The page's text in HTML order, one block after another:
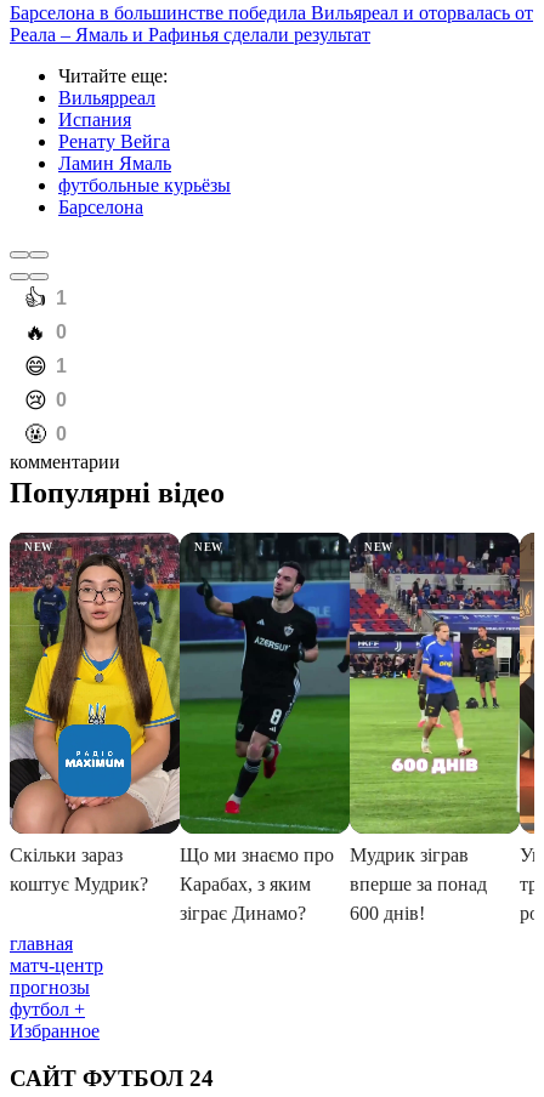
Барселона в большинстве победила Вильяреал и оторвалась от
Реала – Ямаль и Рафинья сделали результат
Читайте еще:
Вильярреал
Испания
Ренату Вейга
Ламин Ямаль
футбольные курьёзы
Барселона
️👍 1
️🔥 0
️😄 1
️😢 0
️🤬 0
комментарии
главная
матч-центр
прогнозы
футбол +
Избранное
САЙТ ФУТБОЛ 24